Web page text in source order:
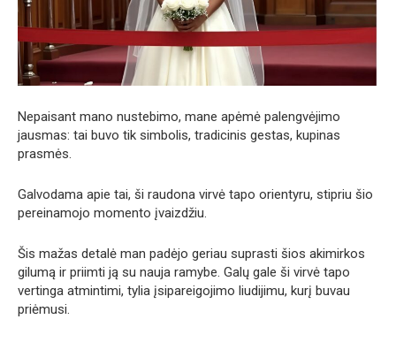
Nepaisant mano nustebimo, mane apėmė palengvėjimo
jausmas: tai buvo tik simbolis, tradicinis gestas, kupinas
prasmės.
Galvodama apie tai, ši raudona virvė tapo orientyru, stipriu šio
pereinamojo momento įvaizdžiu.
Šis mažas detalė man padėjo geriau suprasti šios akimirkos
gilumą ir priimti ją su nauja ramybe. Galų gale ši virvė tapo
vertinga atmintimi, tylia įsipareigojimo liudijimu, kurį buvau
priėmusi.